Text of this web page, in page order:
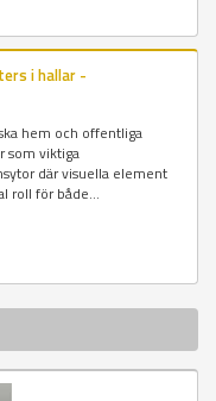
i hallar -
hem och offentliga
som viktiga
där visuella element
roll för både...